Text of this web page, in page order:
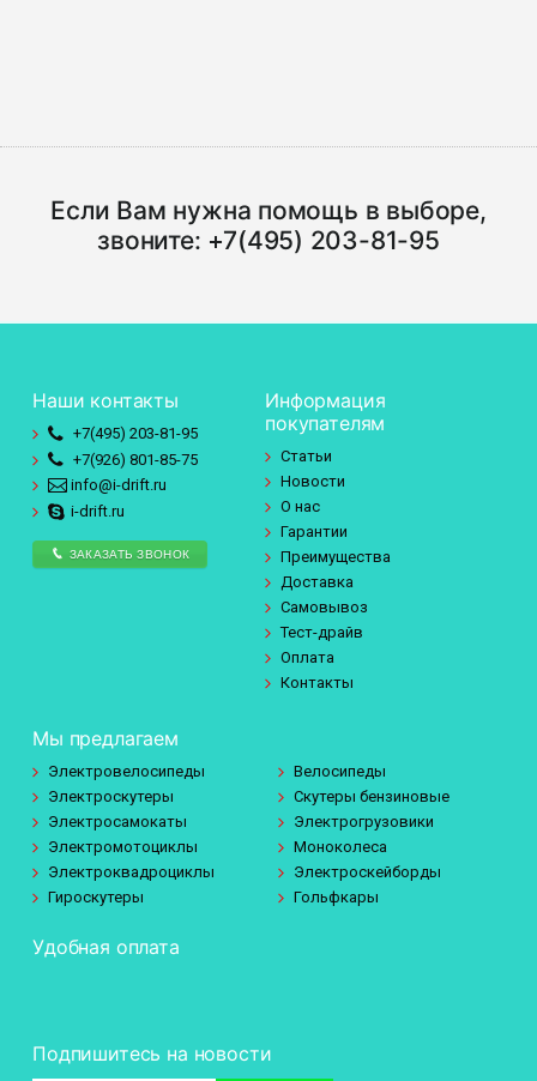
Если Вам нужна помощь в выборе,
звоните: +7(495) 203-81-95
Наши контакты
+7(495) 203-81-95
+7(926) 801-85-75
info@i-drift.ru
i-drift.ru
ЗАКАЗАТЬ ЗВОНОК
Информация
покупателям
Статьи
Новости
О нас
Гарантии
Преимущества
Доставка
Самовывоз
Тест-драйв
Оплата
Контакты
Мы предлагаем
Электровелосипеды
Велосипеды
Электроскутеры
Скутеры бензиновые
Электросамокаты
Электрогрузовики
Электромотоциклы
Моноколеса
Электроквадроциклы
Электроскейборды
Гироскутеры
Гольфкары
Удобная оплата
Подпишитесь на новости